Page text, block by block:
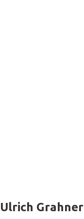
Ulrich Grahner